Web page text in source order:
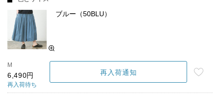
ブルー（50BLU）
M
6,490円
再入荷待ち
再入荷通知